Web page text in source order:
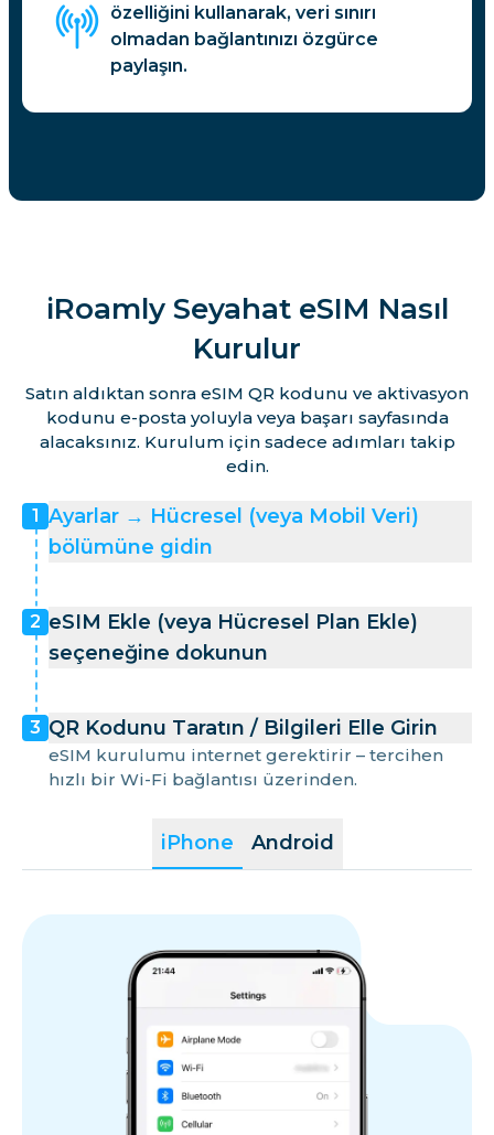
özelliğini kullanarak, veri sınırı
olmadan bağlantınızı özgürce
paylaşın.
iRoamly Seyahat eSIM Nasıl
Kurulur
Satın aldıktan sonra eSIM QR kodunu ve aktivasyon
kodunu e-posta yoluyla veya başarı sayfasında
alacaksınız. Kurulum için sadece adımları takip
edin.
iPhone Android
1
Ayarlar → Hücresel (veya Mobil Veri)
bölümüne gidin
2 eSIM Ekle (veya Hücresel Plan Ekle)
seçeneğine dokunun
3 QR Kodunu Taratın / Bilgileri Elle Girin
eSIM kurulumu internet gerektirir – tercihen
hızlı bir Wi-Fi bağlantısı üzerinden.